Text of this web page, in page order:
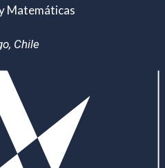
Matemáticas
Chile